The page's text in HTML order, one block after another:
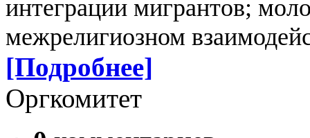
интеграции мигрантов;
межрелигиозном
[Подробнее]
Оргкомитет